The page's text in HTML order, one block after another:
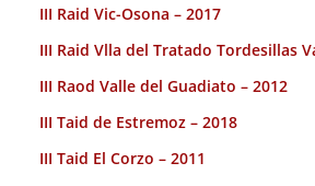
III Raid Vic-Osona – 2017
III Raid Vlla del Tratado Tordesillas
III Raod Valle del Guadiato – 2012
III Taid de Estremoz – 2018
III Taid El Corzo – 2011